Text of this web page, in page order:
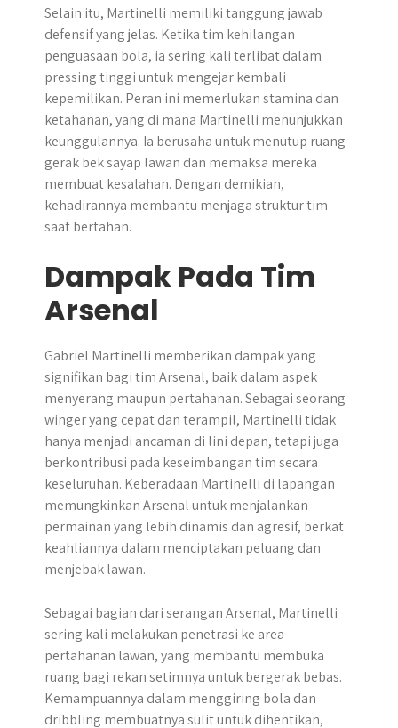
Selain itu, Martinelli memiliki tanggung jawab
defensif yang jelas. Ketika tim kehilangan
penguasaan bola, ia sering kali terlibat dalam
pressing tinggi untuk mengejar kembali
kepemilikan. Peran ini memerlukan stamina dan
ketahanan, yang di mana Martinelli menunjukkan
keunggulannya. Ia berusaha untuk menutup ruang
gerak bek sayap lawan dan memaksa mereka
membuat kesalahan. Dengan demikian,
kehadirannya membantu menjaga struktur tim
saat bertahan.
Dampak Pada Tim
Arsenal
Gabriel Martinelli memberikan dampak yang
signifikan bagi tim Arsenal, baik dalam aspek
menyerang maupun pertahanan. Sebagai seorang
winger yang cepat dan terampil, Martinelli tidak
hanya menjadi ancaman di lini depan, tetapi juga
berkontribusi pada keseimbangan tim secara
keseluruhan. Keberadaan Martinelli di lapangan
memungkinkan Arsenal untuk menjalankan
permainan yang lebih dinamis dan agresif, berkat
keahliannya dalam menciptakan peluang dan
menjebak lawan.
Sebagai bagian dari serangan Arsenal, Martinelli
sering kali melakukan penetrasi ke area
pertahanan lawan, yang membantu membuka
ruang bagi rekan setimnya untuk bergerak bebas.
Kemampuannya dalam menggiring bola dan
dribbling membuatnya sulit untuk dihentikan,